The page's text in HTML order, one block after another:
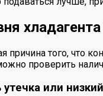
причина того, что
проверить
или